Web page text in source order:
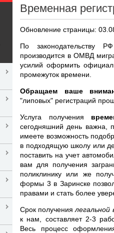
Временная
Обновление страницы:
По законодательству
производится в ОМВД
усилий оформить
промежуток времени.
Обращаем ваше
"липовых" регистраций
Услуга получения
сегодняшний день
имеете возможность
в подходящую школу или
поставить на учет
вам для получения
поликлинику или же
формы 3 в Заринске
правами и стать более
Срок получения
к нам, составляет 2-3
Весь процесс